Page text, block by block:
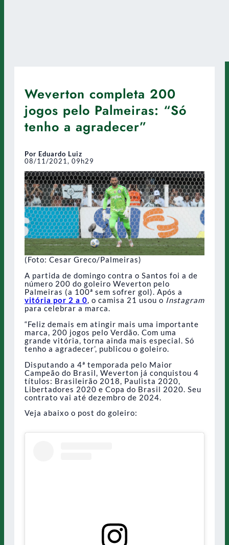
Weverton completa 200
jogos pelo Palmeiras: “Só
tenho a agradecer”
Por Eduardo Luiz
08/11/2021, 09h29
(Foto: Cesar Greco/Palmeiras)
A partida de domingo contra o Santos foi a de
número 200 do goleiro Weverton pelo
Palmeiras (a 100ª sem sofrer gol). Após a
vitória por 2 a 0, o camisa 21 usou o Instagram
para celebrar a marca.
“Feliz demais em atingir mais uma importante
marca, 200 jogos pelo Verdão. Com uma
grande vitória, torna ainda mais especial. Só
tenho a agradecer’, publicou o goleiro.
Disputando a 4ª temporada pelo Maior
Campeão do Brasil, Weverton já conquistou 4
títulos: Brasileirão 2018, Paulista 2020,
Libertadores 2020 e Copa do Brasil 2020. Seu
contrato vai até dezembro de 2024.
Veja abaixo o post do goleiro: